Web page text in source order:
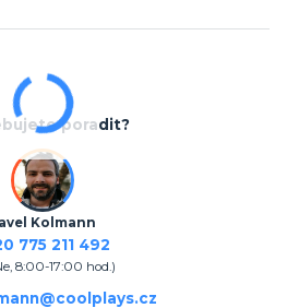
poradit?
Kolmann
775 211 492
8:00-17:00 hod.)